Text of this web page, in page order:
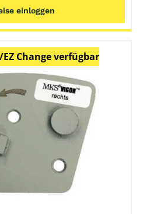
einloggen
EZ Change verfügbar